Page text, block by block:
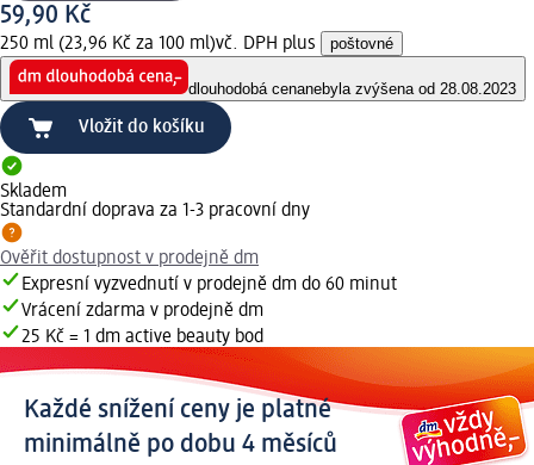
59,90 Kč
250 ml (23,96 Kč za 100 ml)vč. DPH plus poštovné
dlouhodobá cenanebyla zvýšena od 28.08.2023
Vložit do košíku
Skladem
Standardní doprava za 1-3 pracovní dny
Ověřit dostupnost v prodejně dm
Expresní vyzvednutí v prodejně dm do 60 minut
Vrácení zdarma v prodejně dm
25 Kč = 1 dm active beauty bod
Každé snížení ceny je platné
minimálně po dobu 4 měsíců